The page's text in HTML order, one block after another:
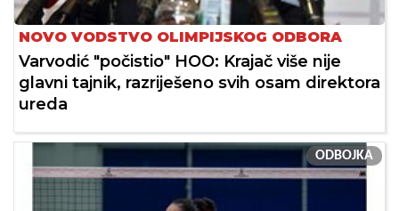
NOVO VODSTVO OLIMPIJSKOG ODBORA
Varvodić "počistio" HOO: Krajač više nije
glavni tajnik, razriješeno svih osam direktora
ureda
ODBOJKA